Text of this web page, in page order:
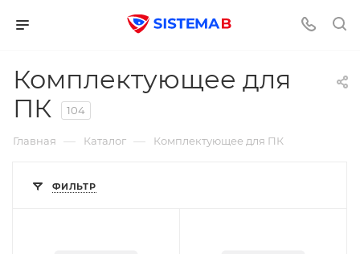
Комплектующее для
ПК
104
Главная — Каталог — Комплектующее для ПК
ФИЛЬТР